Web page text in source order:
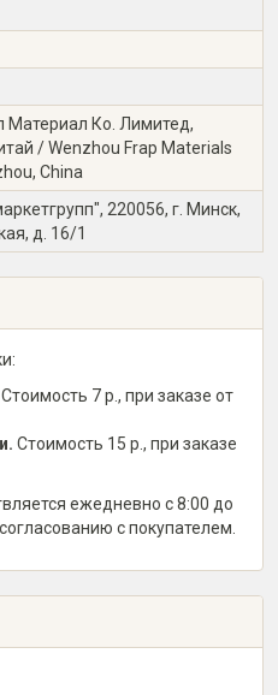
Материал Ко. Лимитед,
/ Wenzhou Frap Materials
China
220056, г. Минск,
д. 16/1
Стоимость 7 р., при заказе от
Стоимость 15 р., при заказе
ежедневно с 8:00 до
с покупателем.